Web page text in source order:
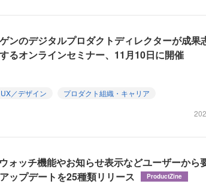
ンのデジタルプロダクトディレクターが成果
るオンラインセミナー、11月10日に開催
UX／デザイン
プロダクト組織・キャリア
ォッチ機能やお知らせ表示などユーザーから
ップデートを25種類リリース
ProductZine